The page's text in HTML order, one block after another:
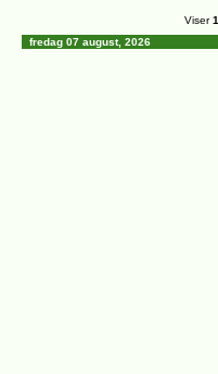
Viser1
fredag 07 august, 2026